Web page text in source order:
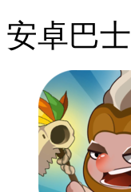
安卓巴士